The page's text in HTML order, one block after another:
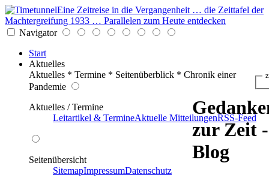
Eine Zeitreise in die Vergangenheit … die Zeittafel der
Machtergreifung 1933 … Parallelen zum Heute entdecken
Navigator
Start
Aktuelles
Aktuelles * Termine * Seitenüberblick * Chronik einer
Pandemie
Aktuelles / Termine
Leitartikel & TermineAktuelle MitteilungenRSS-Feed
Seitenübersicht
SitemapImpressumDatenschutz
zur Zeit -
Blog